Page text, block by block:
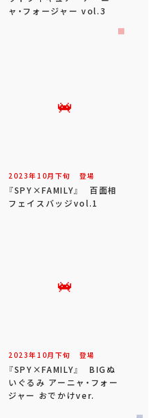
ャ・フォージャー vol.3
2023年 10月 下旬 登場
『SPY×FAMILY』 百面相
フェイスバッジvol.1
2023年 10月 下旬 登場
『SPY×FAMILY』 BIGぬ
いぐるみ アーニャ・フォー
ジャー おでかけver.